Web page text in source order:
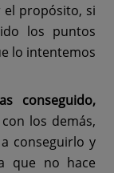
el propósito, si
los puntos
lo intentemos
conseguido,
los demás,
conseguirlo y
que no hace